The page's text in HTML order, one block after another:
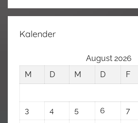
Kalender
August 2026
M
D M D F
3
4 5 6 7